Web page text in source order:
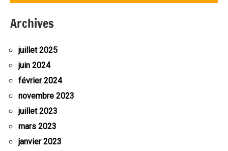
Archives
juillet 2025
juin 2024
février 2024
novembre 2023
juillet 2023
mars 2023
janvier 2023